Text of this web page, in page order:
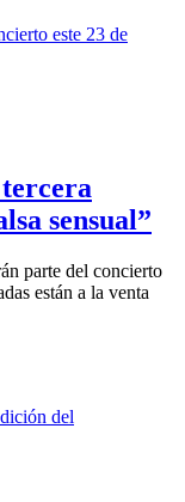
sensual”
parte del concierto
están a la venta